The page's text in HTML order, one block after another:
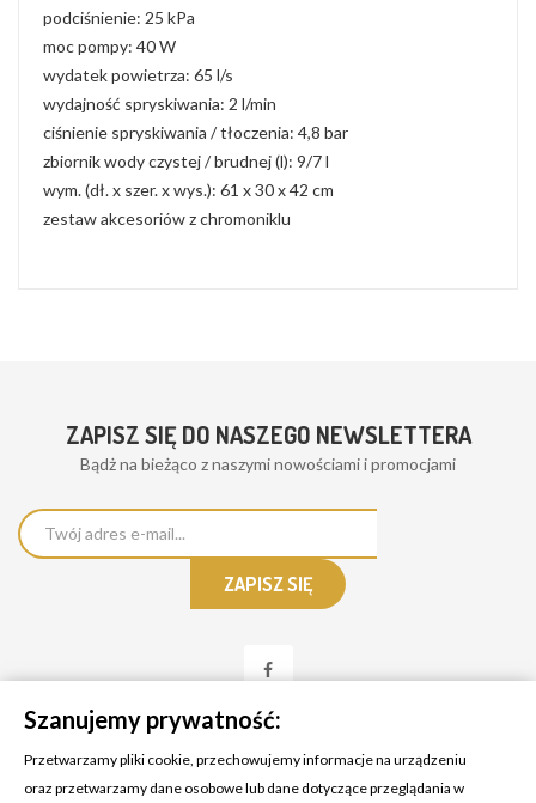
podciśnienie: 25 kPa
moc pompy: 40 W
wydatek powietrza: 65 l/s
wydajność spryskiwania: 2 l/min
ciśnienie spryskiwania / tłoczenia: 4,8 bar
zbiornik wody czystej / brudnej (l): 9/7 l
wym. (dł. x szer. x wys.): 61 x 30 x 42 cm
zestaw akcesoriów z chromoniklu
ZAPISZ SIĘ DO NASZEGO NEWSLETTERA
Bądż na bieżąco z naszymi nowościami i promocjami
Szanujemy prywatność:
Przetwarzamy pliki cookie, przechowujemy informacje na urządzeniu
oraz przetwarzamy dane osobowe lub dane dotyczące przeglądania w